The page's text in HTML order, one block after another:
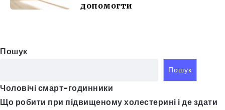
допомогти
Пошук
Пошук
Чоловічі смарт-годинники
Що робити при підвищеному холестерині і де здати